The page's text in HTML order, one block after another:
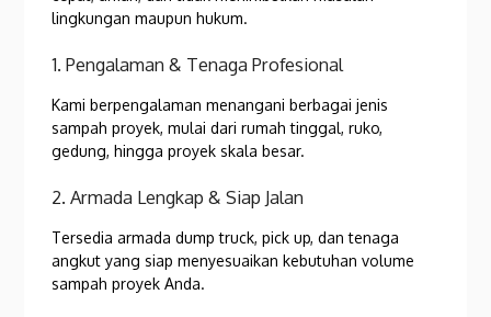
lingkungan maupun hukum.
1. Pengalaman & Tenaga Profesional
Kami berpengalaman menangani berbagai jenis
sampah proyek, mulai dari rumah tinggal, ruko,
gedung, hingga proyek skala besar.
2. Armada Lengkap & Siap Jalan
Tersedia armada dump truck, pick up, dan tenaga
angkut yang siap menyesuaikan kebutuhan volume
sampah proyek Anda.